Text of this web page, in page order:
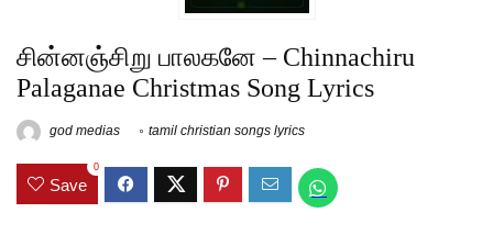
சின்னஞ்சிறு பாலகனே – Chinnachiru
Palaganae Christmas Song Lyrics
god medias tamil christian songs lyrics
Save
0